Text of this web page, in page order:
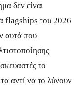
δεν είναι
flagships του 2026
αυτά που
το
αντί να το λύνουν